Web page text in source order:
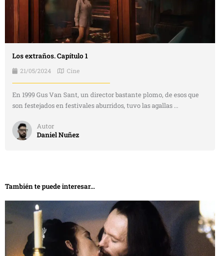
Los extraños. Capítulo 1
21/05/2024 Cine
En 1999 Gus Van Sant, un director bastante plomo, de esos que
son festejados en festivales aburridos, tuvo las agallas ...
Autor
Daniel Nuñez
También te puede interesar...